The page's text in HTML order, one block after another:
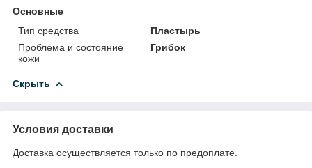
Основные
Тип средства
Пластырь
Проблема и состояние
кожи
Грибок
Скрыть
Условия доставки
Доставка осуществляется только по предоплате.